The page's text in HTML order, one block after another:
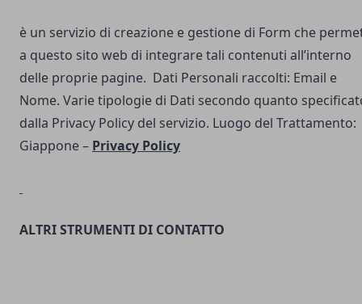
è un servizio di creazione e gestione di Form che
a questo sito web di integrare tali contenuti all’interno
delle proprie pagine. Dati Personali raccolti: Email e
Nome. Varie tipologie di Dati secondo quanto
dalla Privacy Policy del servizio. Luogo del Trattamento:
Giappone – Privacy Policy
ALTRI STRUMENTI DI CONTATTO